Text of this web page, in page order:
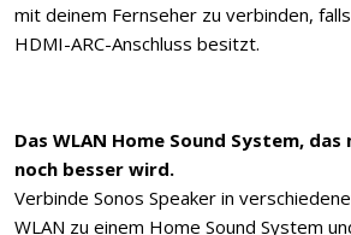
mit deinem Fernseher zu verbinden,
HDMI-ARC-Anschluss besitzt.
Das WLAN Home Sound System,
noch besser wird.
Verbinde Sonos Speaker in
WLAN zu einem Home Sound System